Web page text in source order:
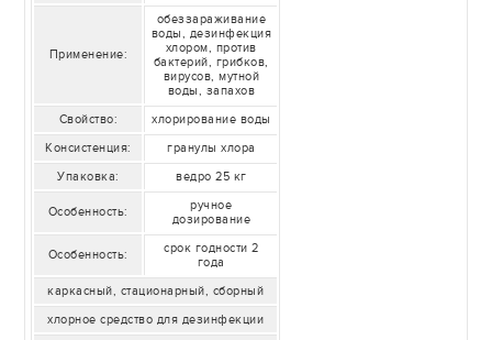
Применение:
обеззараживание
воды, дезинфекция
хлором, против
бактерий, грибков,
вирусов, мутной
воды, запахов
Свойство:
хлорирование воды
Консистенция:
гранулы хлора
Упаковка:
ведро 25 кг
Особенность:
ручное
дозирование
Особенность:
срок годности 2
года
каркасный, стационарный, сборный
хлорное средство для дезинфекции